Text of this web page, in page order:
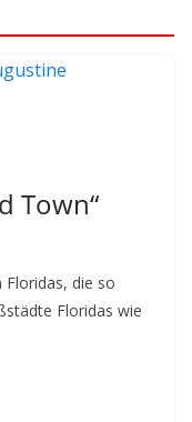
Town“
die so
Floridas wie